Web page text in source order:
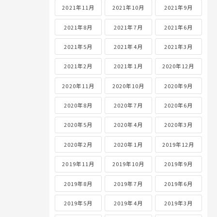
2021年11月 2021年10月 2021年9月
2021年8月 2021年7月 2021年6月
2021年5月 2021年4月 2021年3月
2021年2月 2021年1月 2020年12月
2020年11月 2020年10月 2020年9月
2020年8月 2020年7月 2020年6月
2020年5月 2020年4月 2020年3月
2020年2月 2020年1月 2019年12月
2019年11月 2019年10月 2019年9月
2019年8月 2019年7月 2019年6月
2019年5月 2019年4月 2019年3月